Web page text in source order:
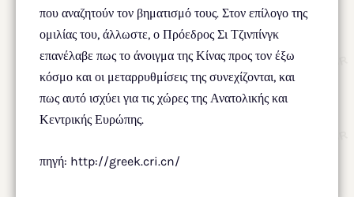
που αναζητούν τον βηματισμό τους. Στον επίλογο της
ομιλίας του, άλλωστε, ο Πρόεδρος Σι Τζινπίνγκ
επανέλαβε πως το άνοιγμα της Κίνας προς τον έξω
κόσμο και οι μεταρρυθμίσεις της συνεχίζονται, και
πως αυτό ισχύει για τις χώρες της Ανατολικής και
Κεντρικής Ευρώπης.
πηγή: http://greek.cri.cn/